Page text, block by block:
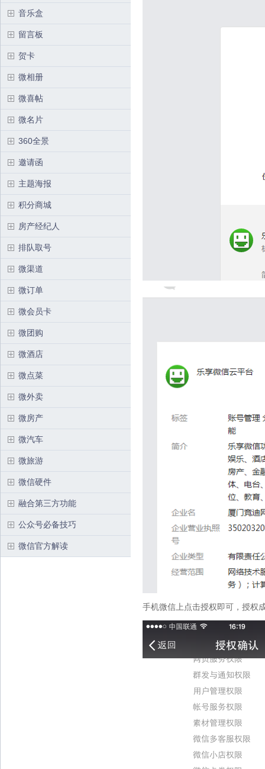
音乐盒
留言板
贺卡
微相册
微喜帖
微名片
360全景
邀请函
主题海报
积分商城
房产经纪人
排队取号
微渠道
微订单
微会员卡
微团购
微酒店
微点菜
微外卖
微房产
微汽车
微旅游
微信硬件
融合第三方功能
公众号必备技巧
微信官方解读
手机微信上点击授权即可，授权